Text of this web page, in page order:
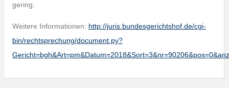
gering.
Weitere Informationen: http://juris.bundesgerichtshof.de/cgi-
bin/rechtsprechung/document.py?